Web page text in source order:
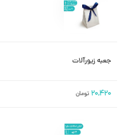
جعبه زیورآلات
۲۰,۴۲۰ تومان